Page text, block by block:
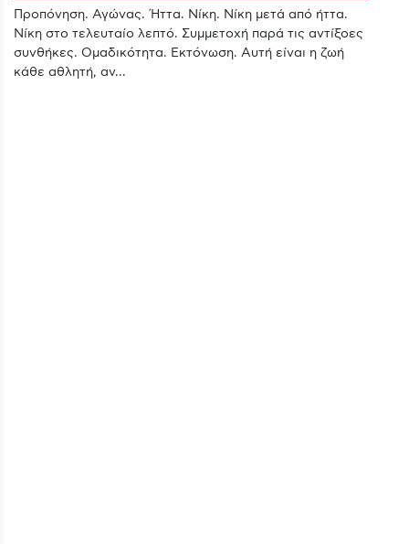
Προπόνηση. Αγώνας. Ήττα. Νίκη. Νίκη μετά από ήττα.
Νίκη στο τελευταίο λεπτό. Συμμετοχή παρά τις αντίξοες
συνθήκες. Ομαδικότητα. Εκτόνωση. Αυτή είναι η ζωή
κάθε αθλητή, αν...